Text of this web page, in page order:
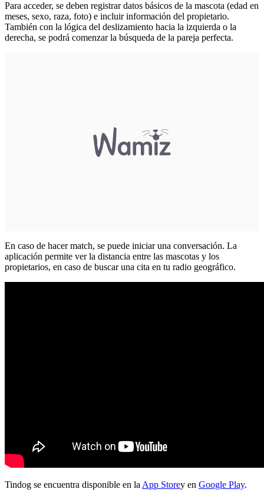
Para acceder, se deben registrar datos básicos de la mascota (edad en
meses, sexo, raza, foto) e incluir información del propietario.
También con la lógica del deslizamiento hacia la izquierda o la
derecha, se podrá comenzar la búsqueda de la pareja perfecta.
En caso de hacer match, se puede iniciar una conversación. La
aplicación permite ver la distancia entre las mascotas y los
propietarios, en caso de buscar una cita en tu radio geográfico.
Tindog se encuentra disponible en la App Storey en Google Play.